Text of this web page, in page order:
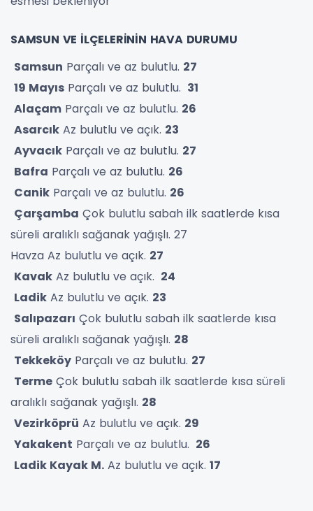
SAMSUN VE İLÇELERİNİN HAVA DURUMU
Samsun Parçalı ve az bulutlu. 27
19 Mayıs Parçalı ve az bulutlu. 31
Alaçam Parçalı ve az bulutlu. 26
Asarcık Az bulutlu ve açık. 23
Ayvacık Parçalı ve az bulutlu. 27
Bafra Parçalı ve az bulutlu. 26
Canik Parçalı ve az bulutlu. 26
Çarşamba Çok bulutlu sabah ilk saatlerde kısa
süreli aralıklı sağanak yağışlı. 27
Havza Az bulutlu ve açık. 27
Kavak Az bulutlu ve açık. 24
Ladik Az bulutlu ve açık. 23
Salıpazarı Çok bulutlu sabah ilk saatlerde kısa
süreli aralıklı sağanak yağışlı. 28
Tekkeköy Parçalı ve az bulutlu. 27
Terme Çok bulutlu sabah ilk saatlerde kısa süreli
aralıklı sağanak yağışlı. 28
Vezirköprü Az bulutlu ve açık. 29
Yakakent Parçalı ve az bulutlu. 26
Ladik Kayak M. Az bulutlu ve açık. 17